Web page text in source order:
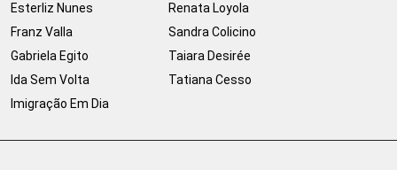
Esterliz Nunes
Franz Valla
Gabriela Egito
Ida Sem Volta
Imigração Em Dia
Renata Loyola
Sandra Colicino
Taiara Desirée
Tatiana Cesso